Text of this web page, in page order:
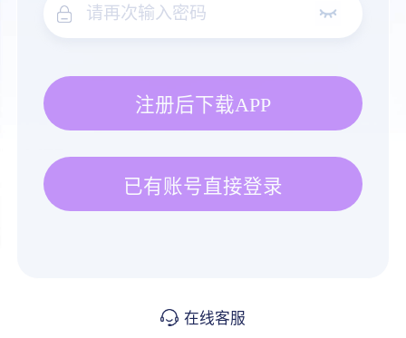
注册后下载APP
已有账号直接登录
在线客服